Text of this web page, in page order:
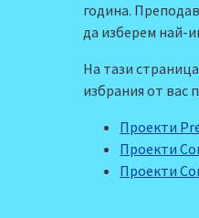
година.
да изберем най-
На тази
избрания от вас
Проекти
Проекти
Проекти